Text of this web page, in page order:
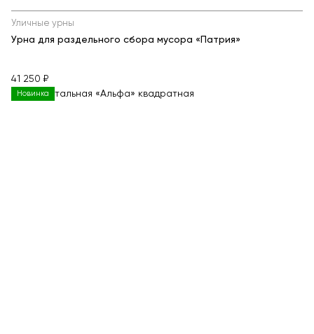
Уличные урны
Урна для раздельного сбора мусора «Патрия»
41 250 ₽
Новинка